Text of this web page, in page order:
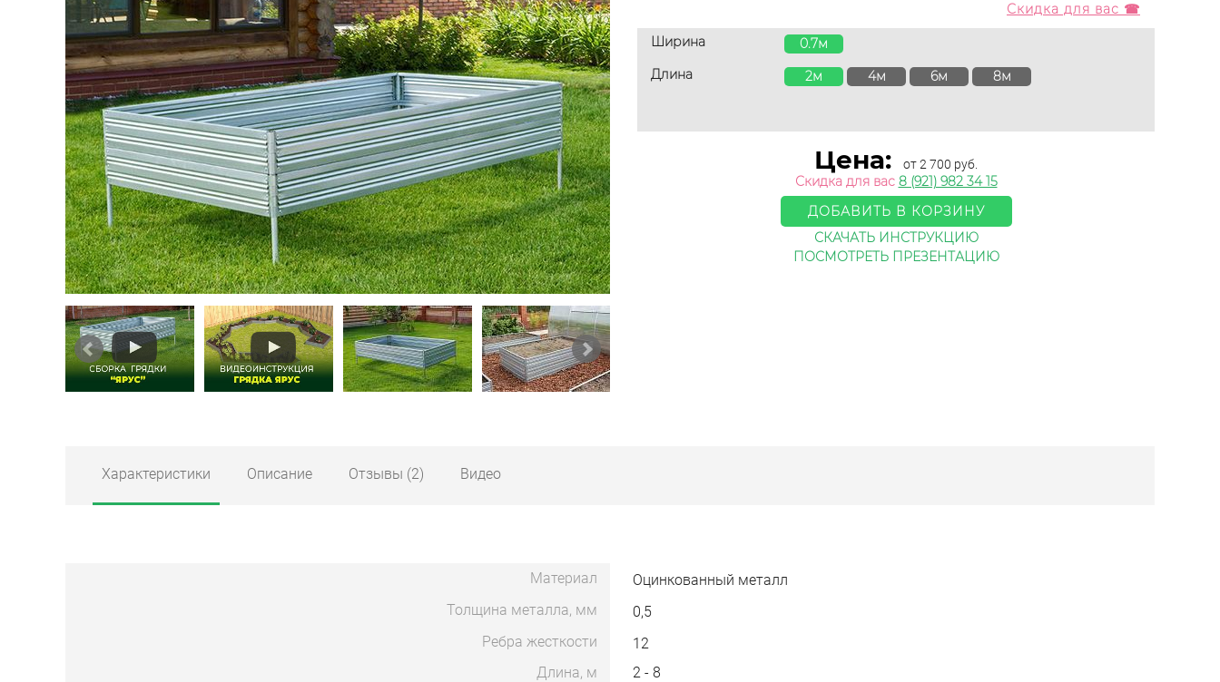
Скидка для вас ☎
Ширина
0.7м
Длина
8м
6м
4м
2м
Цена: от 2 700 руб.
Скидка для вас 8 (921) 982 34 15
ДОБАВИТЬ В КОРЗИНУ
СКАЧАТЬ ИНСТРУКЦИЮ
ПОСМОТРЕТЬ ПРЕЗЕНТАЦИЮ
Характеристики Описание Отзывы (2) Видео
Материал
Оцинкованный металл
Толщина металла, мм
0,5
Ребра жесткости
12
Длина, м
2 - 8